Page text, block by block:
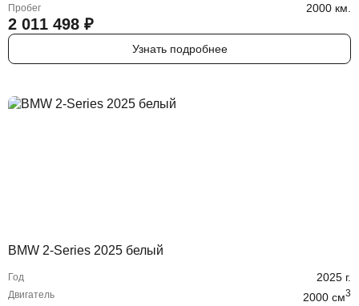
Пробег 2000 км.
2 011 498 ₽
Узнать подробнее
BMW 2-Series 2025 белый
Год 2025 г.
Двигатель 2000 cм3